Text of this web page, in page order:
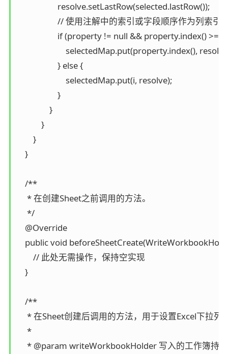
                    resolve.setLastRow(selected.lastRow());
                    // 使用注解中的索引或字段顺序作为列索引
if (property != null && property.index() >=
selectedMap.put(property.index(),
                    } else {
                        selectedMap.put(i, resolve);
                    }
                }
            }
        }
    }
    /**
     * 在创建Sheet之前调用的方法。
     */
    @Override
public void
        // 此处无需操作，保持空实现
    }
    /**
* 在Sheet创建后调用的方法，用于设置Excel下拉列
     *
* @param writeWorkbookHolder 写入的工作簿持